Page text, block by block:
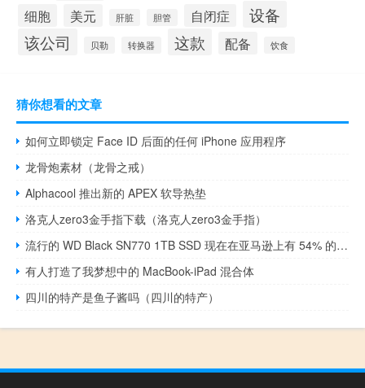
细胞 美元 肝脏 胆管 自闭症
设备
该公司
贝勒 转换器 这款 配备 饮食
猜你想看的文章
如何立即锁定 Face ID 后面的任何 iPhone 应用程序
龙骨炮素材（龙骨之戒）
Alphacool 推出新的 APEX 软导热垫
洛克人zero3金手指下载（洛克人zero3金手指）
流行的 WD Black SN770 1TB SSD 现在在亚马逊上有 54% 的折扣
有人打造了我梦想中的 MacBook-iPad 混合体
四川的特产是鱼子酱吗（四川的特产）